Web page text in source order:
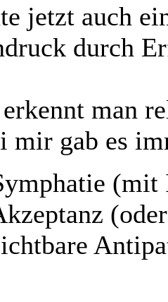
jetzt auch
durch
man
mir gab es